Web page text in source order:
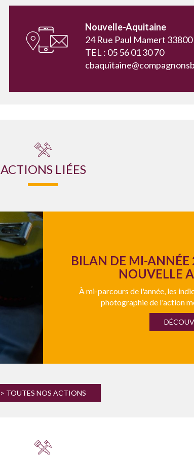
Nouvelle-Aquitaine
24 Rue Paul Mamert
TEL : 05 56 01 30 70
ACTIONS LIÉES
BILAN DE MI-ANNÉE
NOUVELLE
À mi-parcours de l'année, les
photographie de l'action
> TOUTES NOS ACTIONS